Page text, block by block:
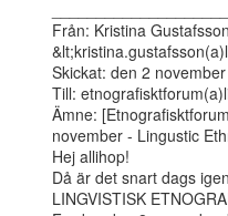
Från: Kristina Gustafsson
Skickat: den 2
Till:
Ämne:
november - Lingustic
Hej allihop!
Då är det snart dags
LINGVISTISK